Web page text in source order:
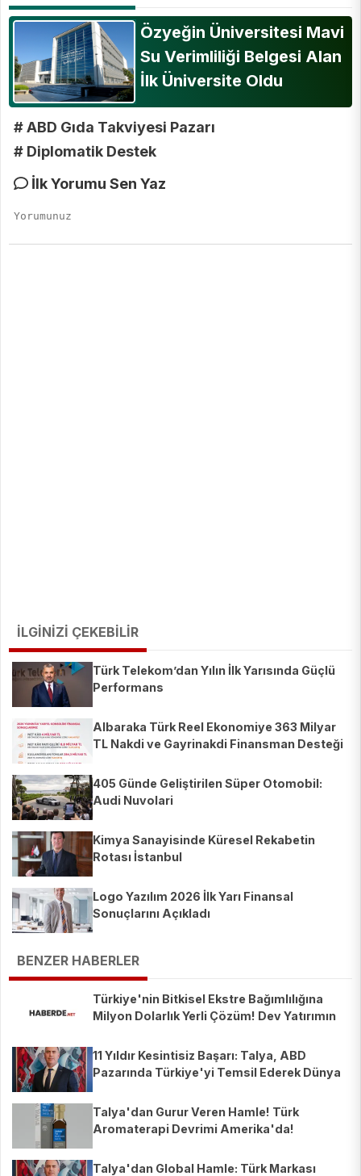
Özyeğin Üniversitesi Mavi
Su Verimliliği Belgesi Alan
İlk Üniversite Oldu
# ABD Gıda Takviyesi Pazarı
# Diplomatik Destek
İlk Yorumu Sen Yaz
İLGİNİZİ ÇEKEBİLİR
Türk Telekom’dan Yılın İlk Yarısında Güçlü
Performans
Albaraka Türk Reel Ekonomiye 363 Milyar
TL Nakdi ve Gayrinakdi Finansman Desteği
405 Günde Geliştirilen Süper Otomobil:
Audi Nuvolari
Kimya Sanayisinde Küresel Rekabetin
Rotası İstanbul
Logo Yazılım 2026 İlk Yarı Finansal
Sonuçlarını Açıkladı
BENZER HABERLER
Türkiye'nin Bitkisel Ekstre Bağımlılığına
Milyon Dolarlık Yerli Çözüm! Dev Yatırımın
11 Yıldır Kesintisiz Başarı: Talya, ABD
Pazarında Türkiye'yi Temsil Ederek Dünya
Talya'dan Gurur Veren Hamle! Türk
Aromaterapi Devrimi Amerika'da!
Talya'dan Global Hamle: Türk Markası